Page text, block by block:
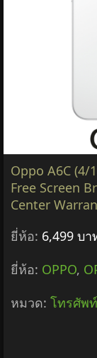
Oppo A6C (4/
Free Screen
Center
ยี่ห้อ: 6,499 บา
ยี่ห้อ: OPPO,
หมวด: โทรศัพ